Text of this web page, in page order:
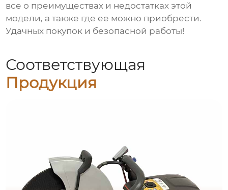
все о преимуществах и недостатках этой
модели, а также где ее можно приобрести.
Удачных покупок и безопасной работы!
Соответствующая
Продукция